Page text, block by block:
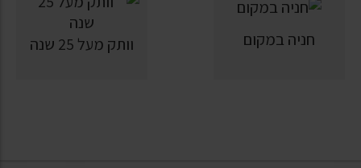
חניה במקום וותק מעל 25 שנה